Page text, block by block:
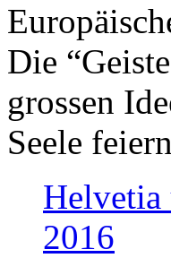
Die
grossen
Seele
Helvetia
2016